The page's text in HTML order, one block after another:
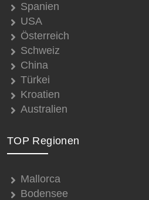
Spanien
USA
Österreich
Schweiz
China
Türkei
Kroatien
Australien
TOP Regionen
Mallorca
Bodensee